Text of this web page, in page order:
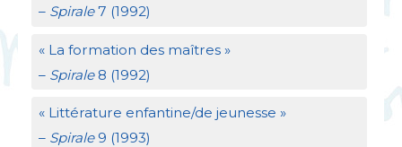
– Spirale7 (1992)
« La formation des maîtres »
– Spirale8 (1992)
« Littérature enfantine/de jeunesse »
– Spirale9 (1993)